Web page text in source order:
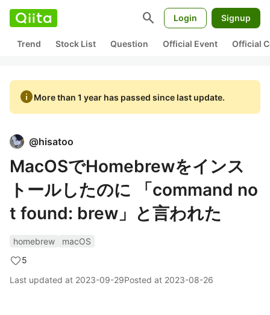
search Login Signup
Trend Stock List Question Official Event Official
infoMore than 1 year has passed since last update.
@hisatoo
MacOSでHomebrewをインス
トールしたのに 「command no
t found: brew」と言われた
homebrew
macOS
5
Last updated at 2023-09-29Posted at 2023-08-26